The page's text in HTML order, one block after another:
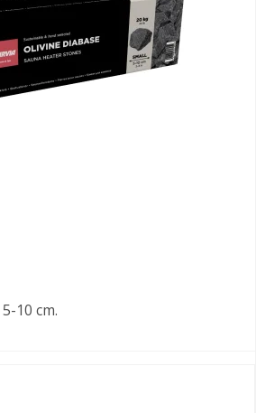
10 cm.